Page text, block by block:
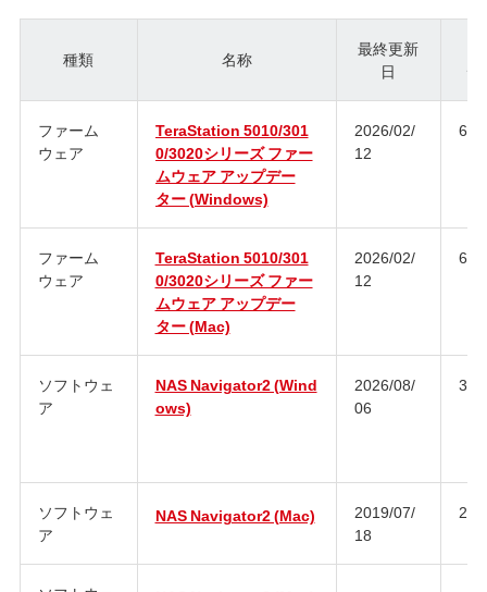
種類 名称
最終更新
日
ジ
ファーム
ウェア
TeraStation 5010/301
0/3020シリーズ ファー
ムウェア アップデー
ター (Windows)
2026/02/
12
ファーム
ウェア
TeraStation 5010/301
0/3020シリーズ ファー
ムウェア アップデー
ター (Mac)
2026/02/
12
ソフトウェ
ア
NAS Navigator2 (Wind
ows)
2026/08/
06
ソフトウェ
ア
NAS Navigator2 (Mac)
2019/07/
18